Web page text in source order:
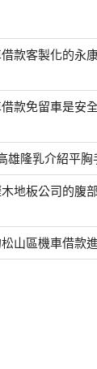
款客製化的永
款免留車是安
雄隆乳介紹平
地板公司的腹
山區機車借款